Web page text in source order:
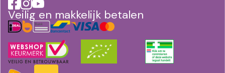
Veilig en makkelijk betalen